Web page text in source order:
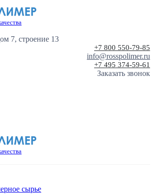
7, строение 13
+7 800 550-79-85
info@rosspolimer.ru
+7 495 374-59-61
Заказать звонок
сырье